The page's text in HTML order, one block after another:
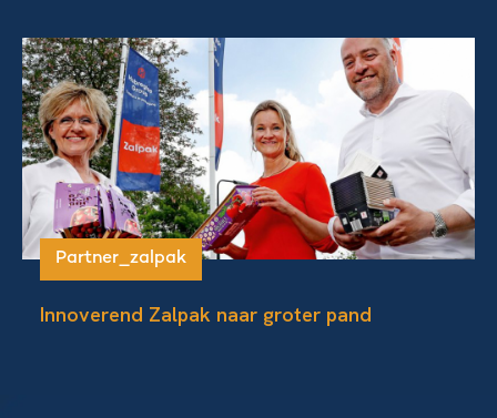
Partner_zalpak
Innoverend Zalpak naar groter pand